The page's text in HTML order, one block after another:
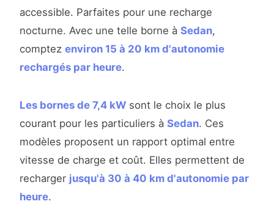
accessible. Parfaites pour une recharge
nocturne. Avec une telle borne à Sedan,
comptez environ 15 à 20 km d'autonomie
rechargés par heure.
Les bornes de 7,4 kW sont le choix le plus
courant pour les particuliers à Sedan. Ces
modèles proposent un rapport optimal entre
vitesse de charge et coût. Elles permettent de
recharger jusqu'à 30 à 40 km d'autonomie par
heure.